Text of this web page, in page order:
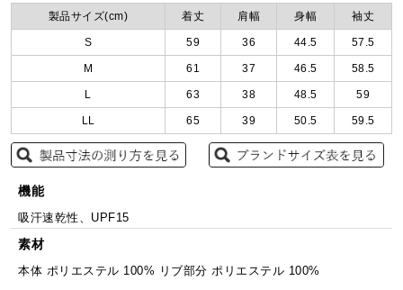
製品サイズ(cm) 着丈 肩幅 身幅 袖丈
S 59 36 44.5 57.5
M 61 37 46.5 58.5
L 63 38 48.5 59
LL 65 39 50.5 59.5
機能
吸汗速乾性、UPF15
素材
本体 ポリエステル 100% リブ部分 ポリエステル 100%